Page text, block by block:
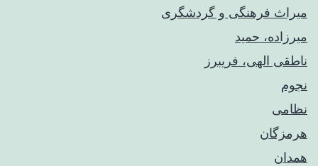
میراث فرهنگی و گردشگری
میرزاده، حمید
ناطقی الهی، فریبرز
نجوم
نظامی
هرمزگان
همدان